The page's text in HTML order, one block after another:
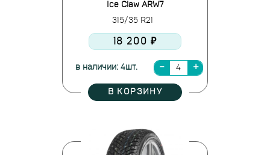
Ice Claw ARW7
315/35 R21
18 200 ₽
в наличии: 4шт.
В КОРЗИНУ